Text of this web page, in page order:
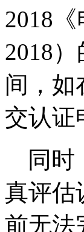
2018
2018）
间，如
交认证
同时
真评估
前无法